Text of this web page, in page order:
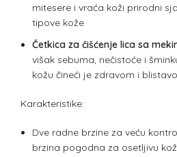
mitesere i vraća koži prirodni
tipove kože
Četkica za čišćenje lica sa
višak sebuma, nečistoće i
kožu čineći je zdravom i
Karakteristike:
Dve radne brzine za veću
brzina pogodna za osetljivu